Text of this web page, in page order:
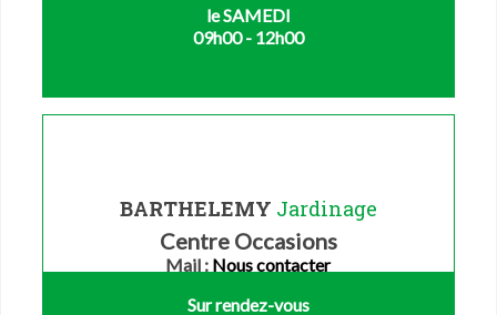
le SAMEDI
09h00 - 12h00
BARTHELEMY Jardinage
Centre Occasions
Mail : Nous contacter
Sur rendez-vous